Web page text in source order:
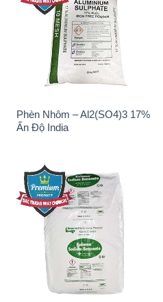
Phèn Nhôm – Al2(SO4)3 17%
Ấn Độ India